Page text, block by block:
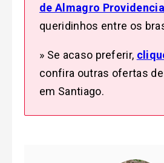
de Almagro Providencia
queridinhos entre os
» Se acaso preferir,
confira outras ofertas
em Santiago.